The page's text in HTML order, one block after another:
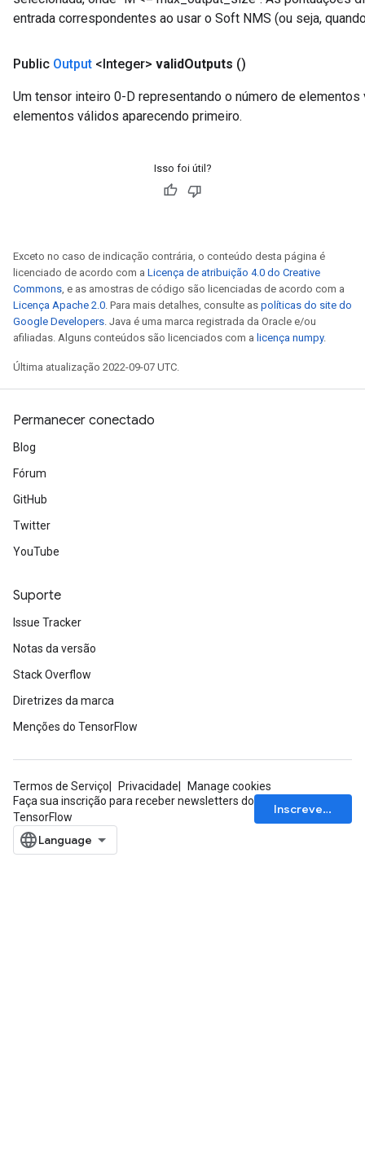
entrada correspondentes ao usar o Soft NMS (ou seja,
Public Output <Integer> validOutputs ()
Um tensor inteiro 0-D representando o número de
elementos válidos aparecendo primeiro.
Isso foi útil?
Exceto no caso de indicação contrária, o conteúdo desta página é
licenciado de acordo com a Licença de atribuição 4.0 do Creative
Commons, e as amostras de código são licenciadas de acordo com a
Licença Apache 2.0. Para mais detalhes, consulte as políticas do site do
Google Developers. Java é uma marca registrada da Oracle e/ou
afiliadas. Alguns conteúdos são licenciados com a licença numpy.
Última atualização 2022-09-07 UTC.
Permanecer conectado
Blog
Fórum
GitHub
Twitter
YouTube
Suporte
Issue Tracker
Notas da versão
Stack Overflow
Diretrizes da marca
Menções do TensorFlow
Termos de Serviço Privacidade
Manage cookies
Faça sua inscrição para receber newsletters do
TensorFlow
Inscrever-se